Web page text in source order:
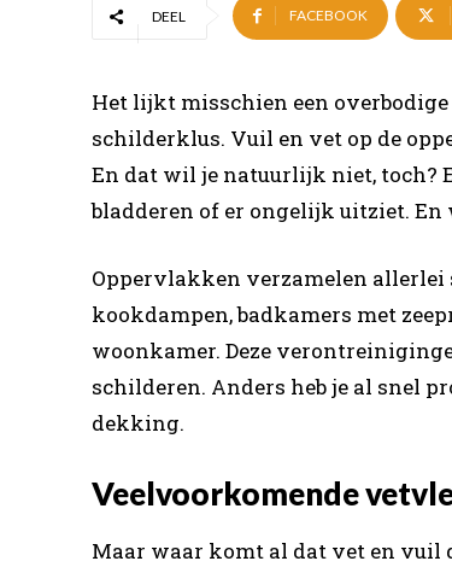
DEEL FACEBOOK
Het lijkt misschien een
schilderklus. Vuil en vet op de
En dat wil je natuurlijk niet, toch?
bladderen of er ongelijk uitziet. En
Oppervlakken verzamelen allerlei
kookdampen, badkamers met
woonkamer. Deze
schilderen. Anders heb je al snel
dekking.
Veelvoorkomende
Maar waar komt al dat vet en vuil